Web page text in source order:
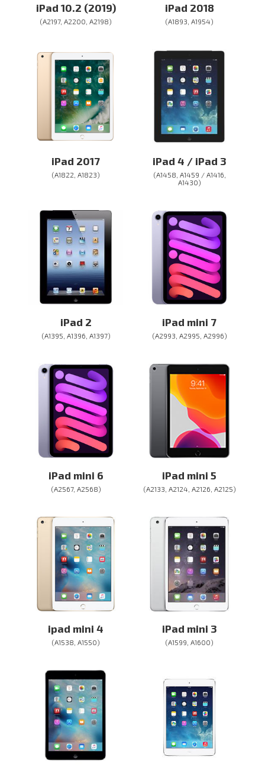
iPad 10.2 (2019)
(A2197, A2200, A2198)
iPad 2018
(A1893, A1954)
iPad 2017
(A1822, A1823)
iPad 4 / iPad 3
(A1458, A1459 / A1416,
A1430)
iPad 2
(A1395, A1396, A1397)
iPad mini 7
(A2993, A2995, A2996)
iPad mini 6
(A2567, A2568)
iPad mini 5
(A2133, A2124, A2126, A2125)
ipad mini 4
(A1538, A1550)
iPad mini 3
(A1599, A1600)